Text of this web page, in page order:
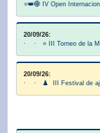
⭐👑🌐 IV Open
20/09/26:
· · ⭐ III Torneo de la
20/09/26:
· · ♟️ III Festival de